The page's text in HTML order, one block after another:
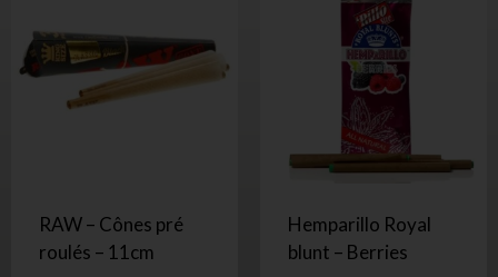
RAW – Cônes pré
roulés – 11cm
Hemparillo Royal
blunt – Berries